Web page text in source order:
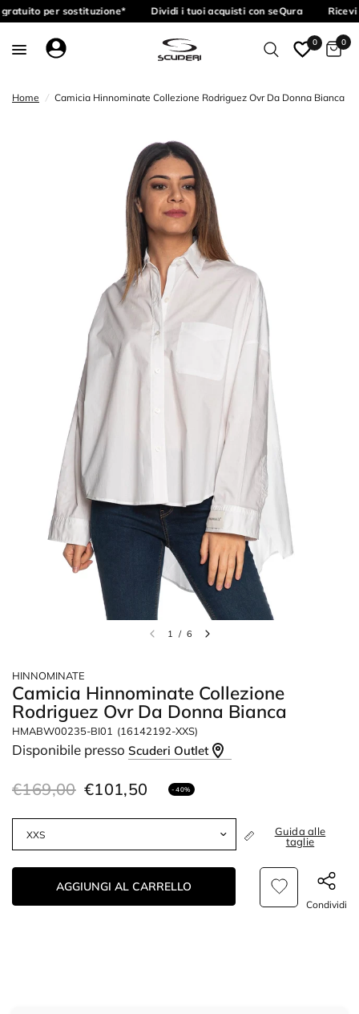
per sostituzione* Dividi i tuoi acquisti con seQura
0 0
Home / Camicia Hinnominate Collezione Rodriguez Ovr Da Donna Bianca
1 / 6
HINNOMINATE
Camicia Hinnominate Collezione
Rodriguez Ovr Da Donna Bianca
HMABW00235-BI01 (16142192-XXS)
Disponibile pressoScuderi Outlet
€169,00 €101,50 - 40%
Guida alle
taglie
AGGIUNGI AL CARRELLO
Condividi